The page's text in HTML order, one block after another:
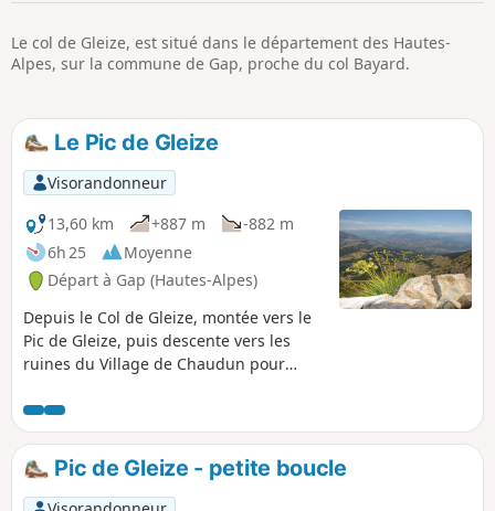
Le col de Gleize, est situé dans le département des Hautes-
Alpes, sur la commune de Gap, proche du col Bayard.
Le Pic de Gleize
Visorandonneur
13,60 km
+887 m
-882 m
6h 25
Moyenne
Départ à Gap (Hautes-Alpes)
Depuis le Col de Gleize, montée vers le
Pic de Gleize, puis descente vers les
ruines du Village de Chaudun pour
Pic de Gleize - petite boucle